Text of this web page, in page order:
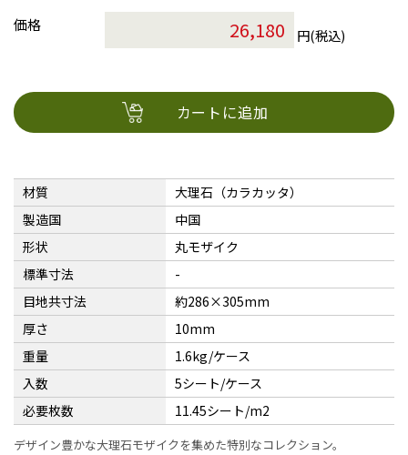
価格
円(税込)
カートに追加
材質
大理石（カラカッタ）
製造国
中国
形状
丸モザイク
標準寸法
-
目地共寸法
約286×305mm
厚さ
10mm
重量
1.6kg/ケース
入数
5シート/ケース
必要枚数
11.45シート/m2
デザイン豊かな大理石モザイクを集めた特別なコレクション。